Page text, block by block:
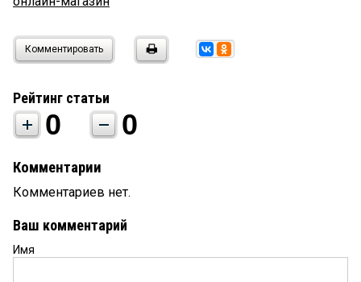
Комментировать
Рейтинг статьи
0 0
Комментарии
Комментариев нет.
Ваш комментарий
Имя